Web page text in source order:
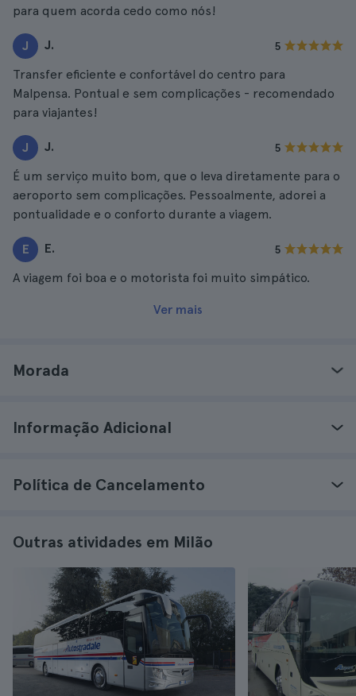
para quem acorda cedo como nós!
J J. 5
Transfer eficiente e confortável do centro para
Malpensa. Pontual e sem complicações - recomendado
para viajantes!
J J. 5
É um serviço muito bom, que o leva diretamente para o
aeroporto sem complicações. Pessoalmente, adorei a
pontualidade e o conforto durante a viagem.
E E. 5
A viagem foi boa e o motorista foi muito simpático.
Ver mais
Morada
Informação Adicional
Política de Cancelamento
Outras atividades em Milão